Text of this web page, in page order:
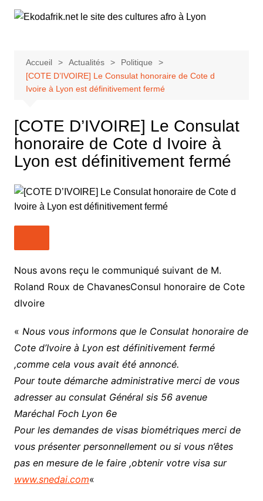
Accueil Actualités
Politique
[COTE D’IVOIRE] Le Consulat honoraire de Cote d
Ivoire à Lyon est définitivement fermé
[COTE D’IVOIRE] Le Consulat
honoraire de Cote d Ivoire à
Lyon est définitivement fermé
Nous avons reçu le communiqué suivant de M.
Roland Roux de ChavanesConsul honoraire de Cote
dIvoire
« Nous vous informons que le Consulat honoraire de
Cote d’Ivoire à Lyon est définitivement fermé
,comme cela vous avait été annoncé.
Pour toute démarche administrative merci de vous
adresser au consulat Général sis 56 avenue
Maréchal Foch Lyon 6e
Pour les demandes de visas biométriques merci de
vous présenter personnellement ou si vous n’êtes
pas en mesure de le faire ,obtenir votre visa sur
www.snedai.com«